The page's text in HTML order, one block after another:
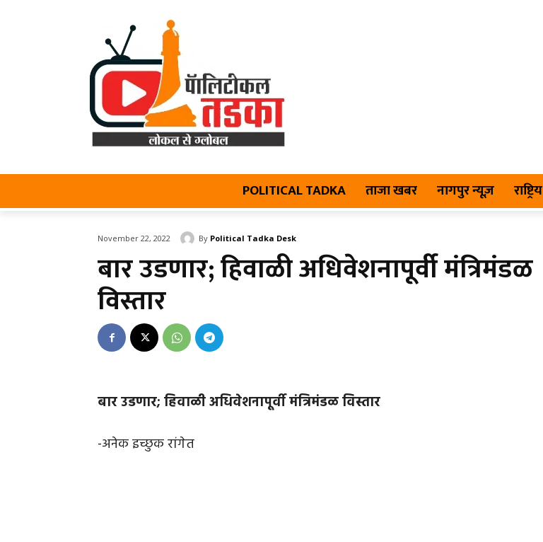
POLITICAL TADKA ताजा खबर नागपुर न्यूज़ राष्ट्रिय
November 22, 2022 By Political Tadka Desk
बार उडणार; हिवाळी अधिवेशनापूर्वी मंत्रिमंडळ
विस्तार
बार उडणार; हिवाळी अधिवेशनापूर्वी मंत्रिमंडळ विस्तार
-अनेक इच्छुक रांगेत